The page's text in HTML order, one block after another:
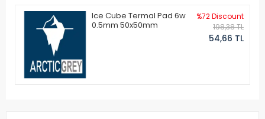
Ice Cube Termal Pad 6w
0.5mm 50x50mm
%72 Discount
198,38 TL
54,66 TL